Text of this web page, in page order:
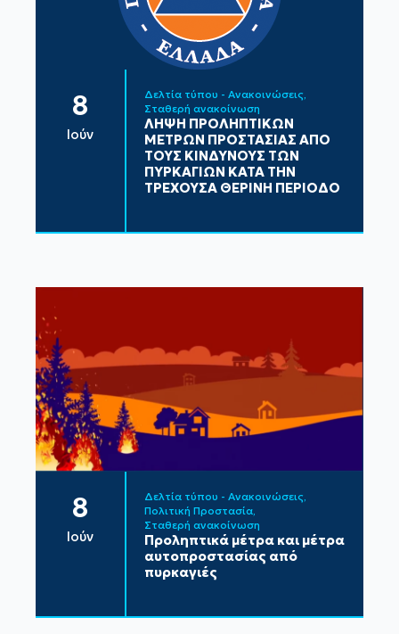
8
Ιούν
Δελτία τύπου - Ανακοινώσεις
Σταθερή ανακοίνωση
ΛΗΨΗ ΠΡΟΛΗΠΤΙΚΩΝ
ΜΕΤΡΩΝ ΠΡΟΣΤΑΣΙΑΣ ΑΠΟ
ΤΟΥΣ ΚΙΝΔΥΝΟΥΣ ΤΩΝ
ΠΥΡΚΑΓΙΩΝ ΚΑΤΑ ΤΗΝ
ΤΡΕΧΟΥΣΑ ΘΕΡΙΝΗ ΠΕΡΙΟΔΟ
8
Ιούν
Δελτία τύπου - Ανακοινώσεις
Πολιτική Προστασία
Σταθερή ανακοίνωση
Προληπτικά μέτρα και μέτρα
αυτοπροστασίας από
πυρκαγιές